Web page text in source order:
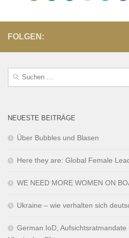
FOLGEN:
NEUESTE BEITRÄGE
Über Bubbles und Blasen
Here they are: Global Female
WE NEED MORE WOMEN ON
Ukraine – wie verhalten sich
German IoD,